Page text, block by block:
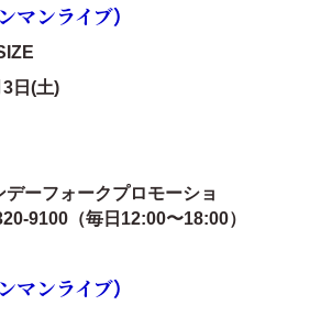
マンライブ）
日(土)
ーフォークプロモーショ
9100（毎日12:00〜18:00）
マンライブ）